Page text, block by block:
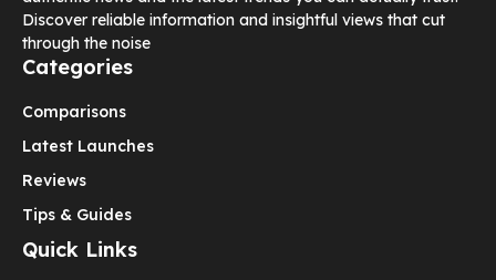
Discover reliable information and insightful views that cut
through the noise
Categories
Comparisons
Latest Launches
Reviews
Tips & Guides
Quick Links